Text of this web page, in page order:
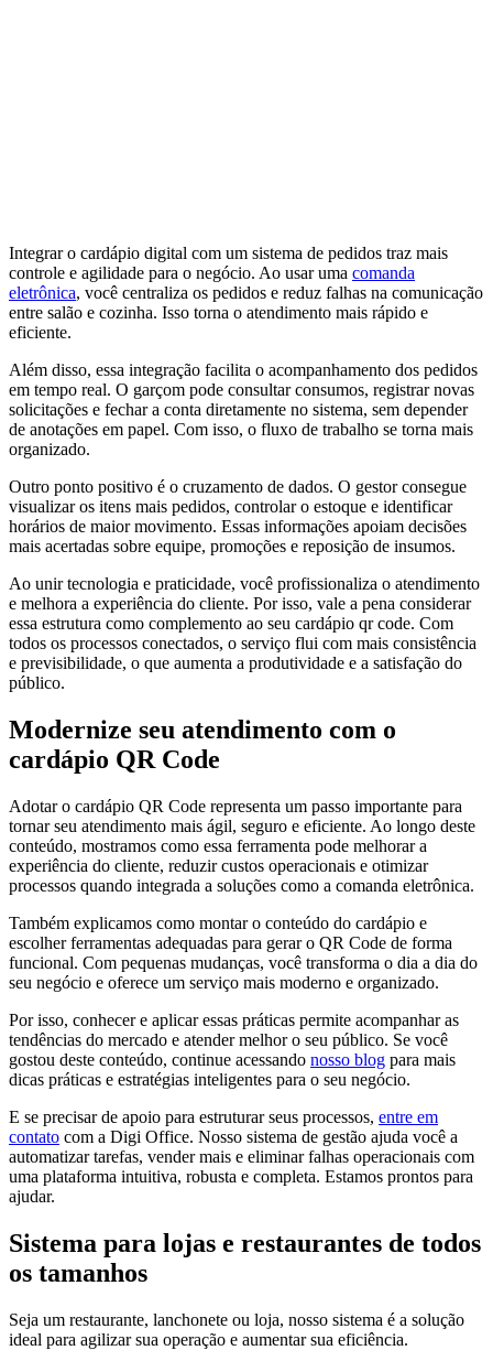
Integrar o cardápio digital com um sistema de pedidos traz mais
controle e agilidade para o negócio. Ao usar uma comanda
eletrônica, você centraliza os pedidos e reduz falhas na comunicação
entre salão e cozinha. Isso torna o atendimento mais rápido e
eficiente.
Além disso, essa integração facilita o acompanhamento dos pedidos
em tempo real. O garçom pode consultar consumos, registrar novas
solicitações e fechar a conta diretamente no sistema, sem depender
de anotações em papel. Com isso, o fluxo de trabalho se torna mais
organizado.
Outro ponto positivo é o cruzamento de dados. O gestor consegue
visualizar os itens mais pedidos, controlar o estoque e identificar
horários de maior movimento. Essas informações apoiam decisões
mais acertadas sobre equipe, promoções e reposição de insumos.
Ao unir tecnologia e praticidade, você profissionaliza o atendimento
e melhora a experiência do cliente. Por isso, vale a pena considerar
essa estrutura como complemento ao seu cardápio qr code. Com
todos os processos conectados, o serviço flui com mais consistência
e previsibilidade, o que aumenta a produtividade e a satisfação do
público.
Modernize seu atendimento com o
cardápio QR Code
Adotar o cardápio QR Code representa um passo importante para
tornar seu atendimento mais ágil, seguro e eficiente. Ao longo deste
conteúdo, mostramos como essa ferramenta pode melhorar a
experiência do cliente, reduzir custos operacionais e otimizar
processos quando integrada a soluções como a comanda eletrônica.
Também explicamos como montar o conteúdo do cardápio e
escolher ferramentas adequadas para gerar o QR Code de forma
funcional. Com pequenas mudanças, você transforma o dia a dia do
seu negócio e oferece um serviço mais moderno e organizado.
Por isso, conhecer e aplicar essas práticas permite acompanhar as
tendências do mercado e atender melhor o seu público. Se você
gostou deste conteúdo, continue acessando nosso blog para mais
dicas práticas e estratégias inteligentes para o seu negócio.
E se precisar de apoio para estruturar seus processos, entre em
contato com a Digi Office. Nosso sistema de gestão ajuda você a
automatizar tarefas, vender mais e eliminar falhas operacionais com
uma plataforma intuitiva, robusta e completa. Estamos prontos para
ajudar.
Sistema para lojas e restaurantes de todos
os tamanhos
Seja um restaurante, lanchonete ou loja, nosso sistema é a solução
ideal para agilizar sua operação e aumentar sua eficiência.